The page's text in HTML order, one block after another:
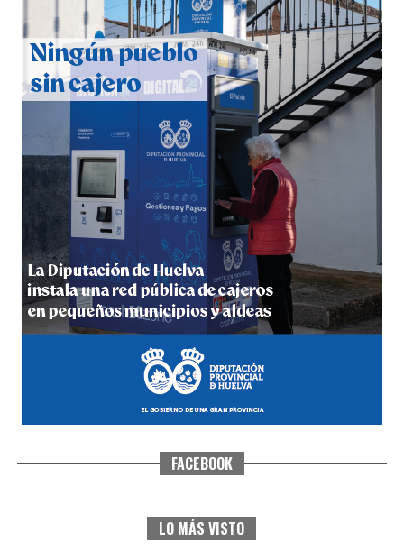
CUARTA CORRIDA DE LAS FIESTAS COLOMBINAS
2026
hace 6 días·Huelvatv
4º DÍA DE LAS FIESTAS COLOMBINAS 2026
hace 7 días· Huelvatv
SEXTA CORRIDA DE LAS FIESTAS COLOMBINAS
FACEBOOK
LO MÁS VISTO